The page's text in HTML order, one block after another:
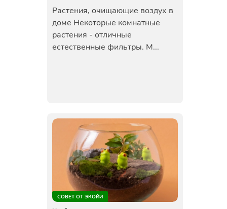
Растения, очищающие воздух в
доме Некоторые комнатные
растения - отличные
естественные фильтры. М...
СОВЕТ ОТ ЭКОЙИ